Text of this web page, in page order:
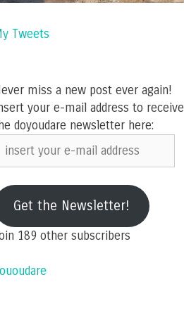
Tweets
miss a new post ever again!
your e-mail address to receive
doyoudare newsletter here:
insert
your
Get the Newsletter!
189 other subscribers